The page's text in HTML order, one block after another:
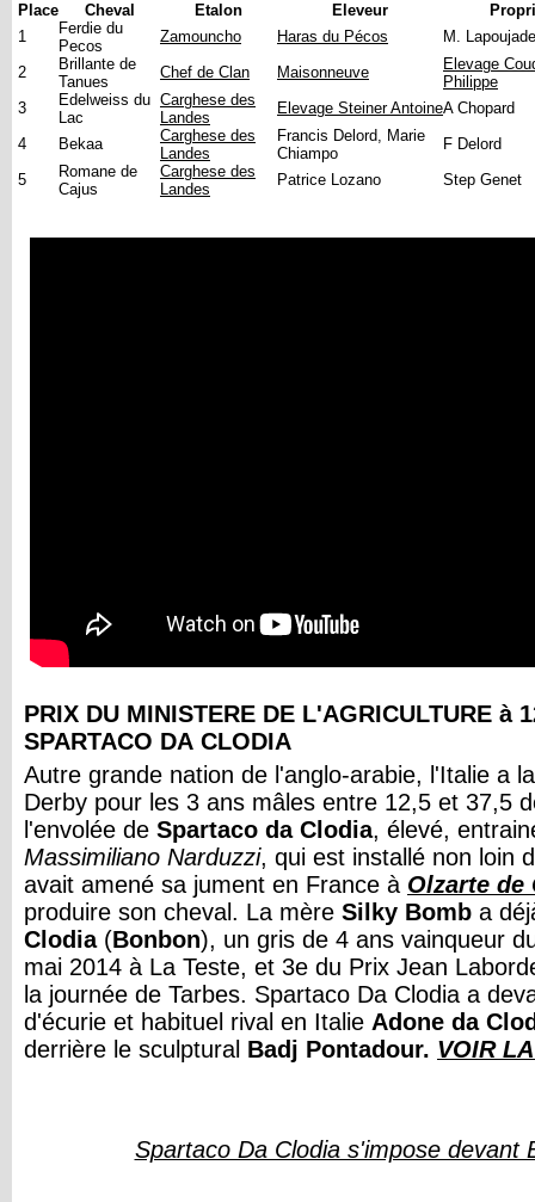
Place Cheval Etalon Eleveur
1
Ferdie du
Pecos
Zamouncho Haras du Pécos
M. Lapoujade
2
Brillante de
Tanues
Chef de Clan Maisonneuve
Elevage
Philippe
3
Edelweiss du
Lac
Carghese des
Landes
Elevage Steiner AntoineA Chopard
4
Bekaa
Carghese des
Landes
Francis Delord, Marie
Chiampo
F Delord
5
Romane de
Cajus
Carghese des
Landes
Patrice Lozano Step Genet
PRIX DU MINISTERE DE L'AGRICULTURE à
SPARTACO DA CLODIA
Autre grande nation de l'anglo-arabie, l'Italie a
Derby pour les 3 ans mâles entre 12,5 et 37,5
l'envolée de Spartaco da Clodia, élevé,
Massimiliano Narduzzi, qui est installé non loin
avait amené sa jument en France à Olzarte de
produire son cheval. La mère Silky Bomb a
Clodia(Bonbon), un gris de 4 ans vainqueur
mai 2014 à La Teste, et 3e du Prix Jean
la journée de Tarbes. Spartaco Da Clodia a
d'écurie et habituel rival en Italie Adone da
derrière le sculptural Badj Pontadour. VOIR
Spartaco Da Clodia s'impose devant